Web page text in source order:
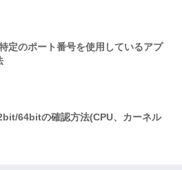
定のポート番号を使用しているアプ
64bitの確認方法(CPU、カーネル